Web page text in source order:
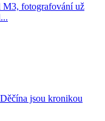
M3, fotografování už
jsou kronikou